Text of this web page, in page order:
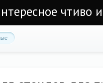
чтиво